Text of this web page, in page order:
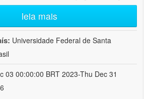
leia mais
Universidade Federal de Santa
03 00:00:00 BRT 2023-Thu Dec 31